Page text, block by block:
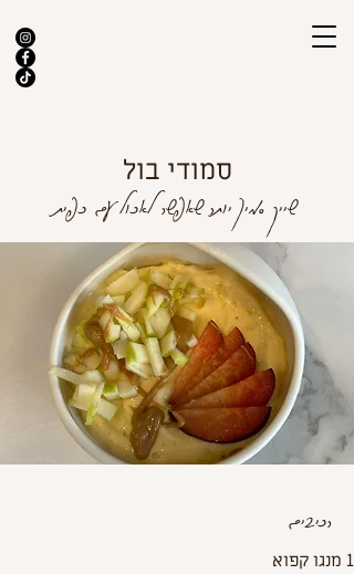
סמודי בול
שייק סמיך יותר שאפשר לאכול עם כפית
רכיבים
1 מנגו קפוא